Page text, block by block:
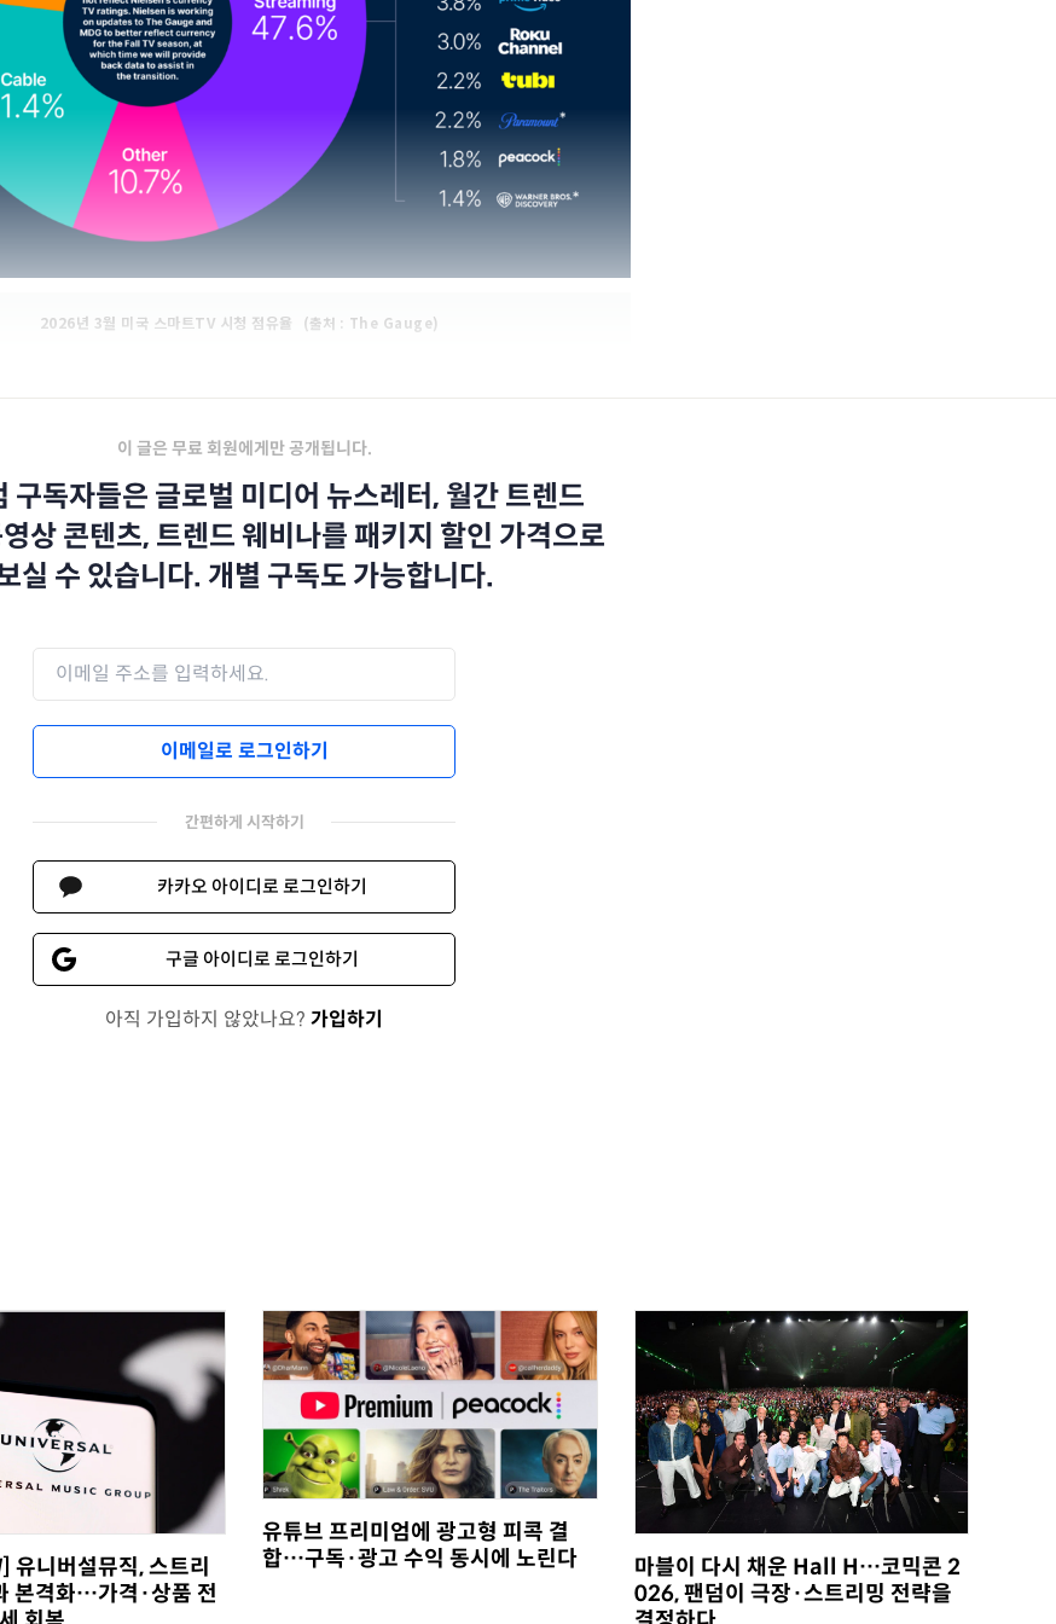
2026년 3월 미국 스마트TV 시청 점유율 (출처 : The Gauge)
이 글은 무료 회원에게만 공개됩니다.
구독자들은 글로벌 미디어 뉴스레터, 월간 트렌드
상 콘텐츠, 트렌드 웨비나를 패키지 할인 가격으로
실 수 있습니다. 개별 구독도 가능합니다.
이메일로 로그인하기
간편하게 시작하기
카카오 아이디로 로그인하기
구글 아이디로 로그인하기
아직 가입하지 않았나요? 가입하기
유니버설뮤직, 스트리
본격화…가격·상품 전
유튜브 프리미엄에 광고형 피콕 결
합…구독·광고 수익 동시에 노린다
마블이 다시 채운 Hall H…코믹콘 2
026, 팬덤이 극장·스트리밍 전략을